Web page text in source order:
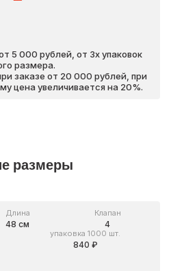
5 000 рублей, от 3х упаковок
размера.
заказе от 20 000 рублей, при
цена увеличивается на 20%.
размеры
Длина
48 см
Клапан
4
упаковка 1000 шт.
840 ₽